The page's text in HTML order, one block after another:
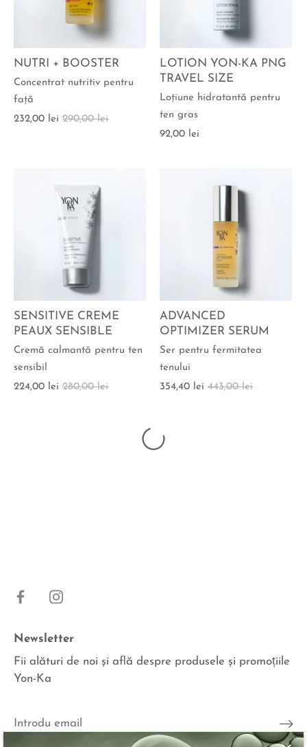
NUTRI + BOOSTER
Concentrat nutritiv pentru
faţă
232,00 lei 290,00 lei
LOTION YON-KA PNG
TRAVEL SIZE
Loţiune hidratantă pentru
ten gras
92,00 lei
SENSITIVE CREME
PEAUX SENSIBLE
Cremă calmantă pentru ten
sensibil
224,00 lei 280,00 lei
ADVANCED
OPTIMIZER SERUM
Ser pentru fermitatea
tenului
354,40 lei 443,00 lei
Newsletter
Fii alături de noi şi află despre produsele şi promoțiile
Yon-Ka